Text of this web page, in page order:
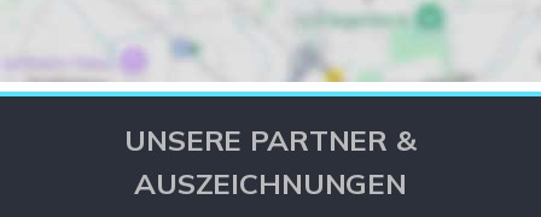
UNSERE PARTNER &
AUSZEICHNUNGEN